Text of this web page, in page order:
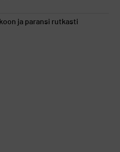
ja paransi rutkasti